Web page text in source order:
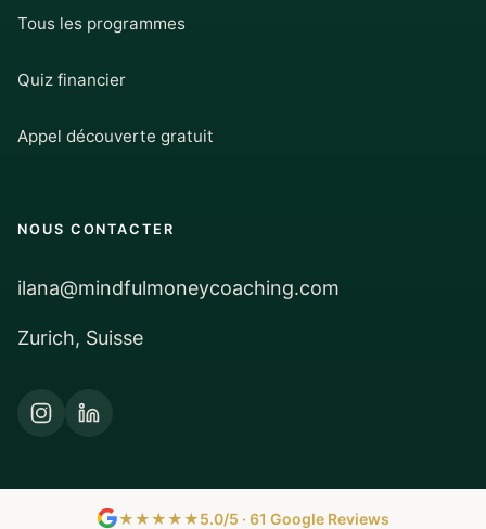
Tous les programmes
Quiz financier
Appel découverte gratuit
NOUS CONTACTER
ilana@mindfulmoneycoaching.com
Zurich, Suisse
★★★★★5.0/5 · 61 Google Reviews